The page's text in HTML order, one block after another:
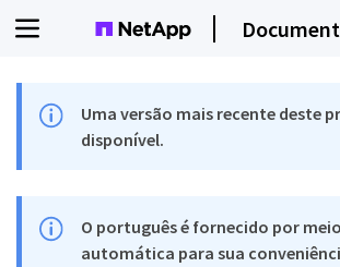
Uma versão mais recente deste
disponível.
O português é fornecido por
automática para sua